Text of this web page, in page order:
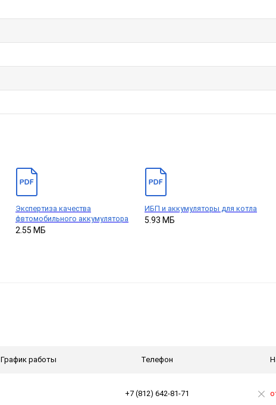
Экспертиза качества
фвтомобильного аккумулятора
2.55 МБ
ИБП и аккумуляторы для котла
5.93 МБ
График работы Телефон
+7 (812) 642-81-71